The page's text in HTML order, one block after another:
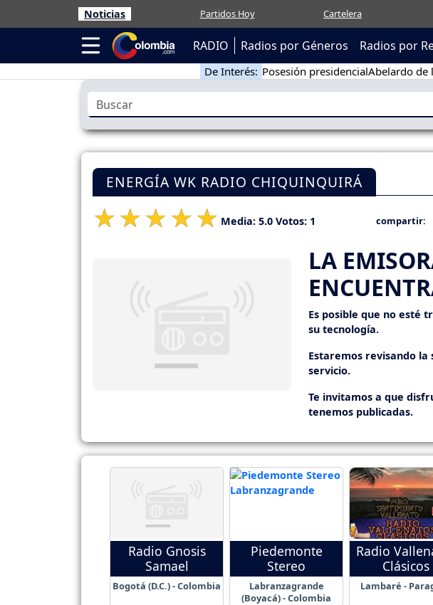
Noticias Partidos Hoy Cartelera
RADIO Radios por Géneros Radios por
De Interés: Posesión presidencialAbelardo de
ENERGÍA WK RADIO CHIQUINQUIRÁ
Media: 5.0 Votos: 1 compartir:
LA
Es posible que no esté
su tecnología.
Estaremos revisando
servicio.
Te invitamos a que
tenemos publicadas.
Radio Gnosis
Samael
Bogotá (D.C.) - Colombia
Piedemonte
Stereo
Labranzagrande
(Boyacá) - Colombia
Radio
Clásicos
Lambaré -